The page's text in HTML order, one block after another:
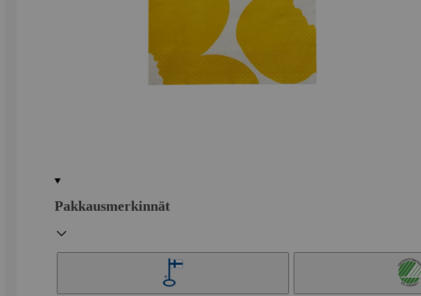
Pakkausmerkinnät